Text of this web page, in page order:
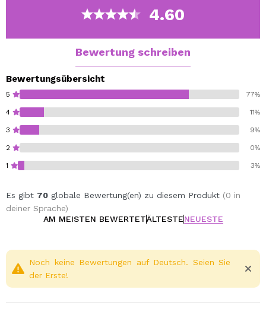
4.60
Bewertung schreiben
Bewertungsübersicht
5 77%
4 11%
3 9%
2 0%
1 3%
Es gibt 70 globale Bewertung(en) zu diesem Produkt (0 in
deiner Sprache)
AM MEISTEN BEWERTETÄLTESTENEUESTE
Noch keine Bewertungen auf Deutsch. Seien Sie
der Erste!